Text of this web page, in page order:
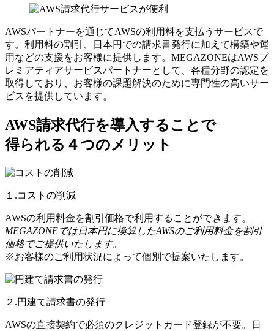
AWSパートナーを通じてAWSの利用料を支払うサービスで
す。利用料の割引、日本円での請求書発行に加えて構築や運
用などの支援をお客様に提供します。MEGAZONEはAWSプ
レミアティアサービスパートナーとして、各種分野の認定を
取得しており、お客様の課題解決のために専門性の高いサー
ビスを提供しています。
AWS請求代行を導入することで
得られる４つのメリット
１.コストの削減
AWSの利用料金を割引価格で利用することができます。
MEGAZONEでは日本円に換算したAWSのご利用料金を割引
価格でご提供いたします。
※お客様のご利用状況によって個別で提案いたします。
２.円建て請求書の発行
AWSの直接契約で必須のクレジットカード登録が不要。日